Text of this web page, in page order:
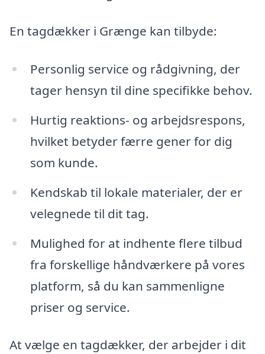
En tagdækker i Grænge kan tilbyde:
Personlig service og rådgivning, der
tager hensyn til dine specifikke behov.
Hurtig reaktions- og arbejdsrespons,
hvilket betyder færre gener for dig
som kunde.
Kendskab til lokale materialer, der er
velegnede til dit tag.
Mulighed for at indhente flere tilbud
fra forskellige håndværkere på vores
platform, så du kan sammenligne
priser og service.
At vælge en tagdækker, der arbejder i dit